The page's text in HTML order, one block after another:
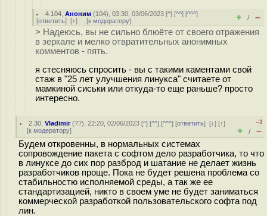
4.104 ,Аноним (104), 03:30, 03/06/2023 [^] [^^] [^^^]
[ответить] [↑] [к модератору] + / –
> Надеюсь, вы не сильно блюёте от своего отражения
в зеркале и мелко отвратительных анонимных
комментов - пять.
я стесняюсь спросить - вы с такими каментами свой
стаж в "25 лет улучшения линукса" считаете от
мамкиной сиськи или откуда-то еще раньше? просто
интересно.
2.30 ,Vladimir(??), 22:20, 02/06/2023 [^] [^^] [^^^] [ответить][↓] [↑]
[к модератору]
–3
+ / –
Будем откровенны, в нормальных системах
сопровождение пакета с софтом дело разработчика, то что
в линуксе до сих пор разброд и шатание не делает жизнь
разработчиков проще. Пока не будет решена проблема со
стабильностю исполняемой среды, а так же ее
стандартизацией, никто в своем уме не будет заниматься
коммерческой разработкой пользовательского софта под
лин.